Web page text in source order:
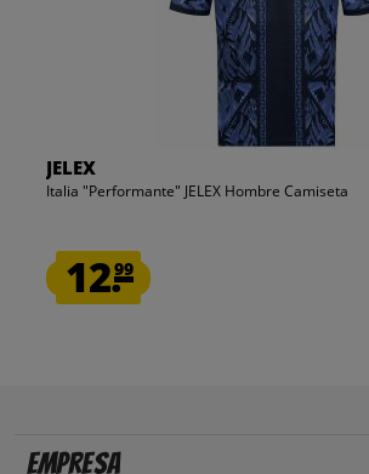
JELEX
Italia "Performante" JELEX Hombre Camiseta
12.99
Empresa